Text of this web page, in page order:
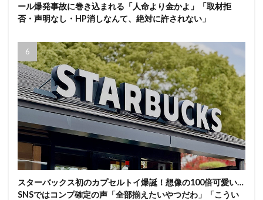
ール爆発事故に巻き込まれる「人命より金かよ」「取材拒
否・声明なし・HP消しなんて、絶対に許されない」
スターバックス初のカプセルトイ爆誕！想像の100倍可愛い…
SNSではコンプ確定の声「全部揃えたいやつだわ」「こうい